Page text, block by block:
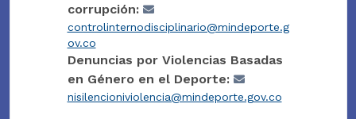
corrupción:
controlinternodisciplinario@mindeporte.g
ov.co
Denuncias por Violencias Basadas
en Género en el Deporte:
nisilencioniviolencia@mindeporte.gov.co